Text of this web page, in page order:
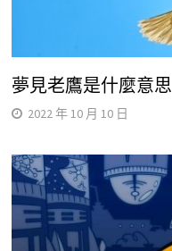
夢見老鷹是什麼意思
2022 年 10 月 10 日